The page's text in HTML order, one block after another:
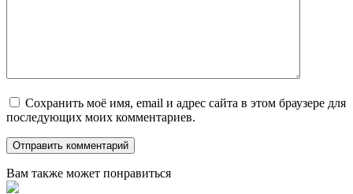
Сохранить моё имя, email и адрес сайта в этом браузере для
последующих моих комментариев.
Вам также может понравиться